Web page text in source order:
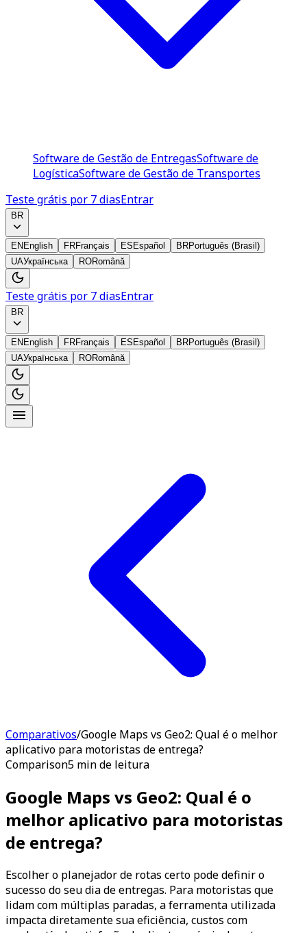
Software de Gestão de EntregasSoftware de
LogísticaSoftware de Gestão de Transportes
Teste grátis por 7 diasEntrar
BR
EN English FRFrançais ES Español BRPortuguês (Brasil)
UAУкраїнська RORomână
Teste grátis por 7 diasEntrar
BR
EN English FRFrançais ES Español BRPortuguês (Brasil)
UAУкраїнська RORomână
Comparativos/Google Maps vs Geo2: Qual é o melhor
aplicativo para motoristas de entrega?
Comparison5 min de leitura
Google Maps vs Geo2: Qual é o
melhor aplicativo para motoristas
de entrega?
Escolher o planejador de rotas certo pode definir o
sucesso do seu dia de entregas. Para motoristas que
lidam com múltiplas paradas, a ferramenta utilizada
impacta diretamente sua eficiência, custos com